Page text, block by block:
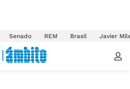
Senado REM Brasil Javier